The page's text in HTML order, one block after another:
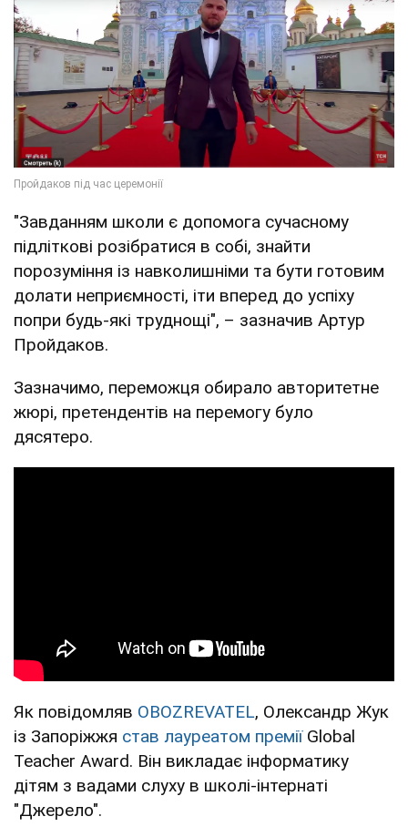
"Завданням школи є допомога сучасному
підліткові розібратися в собі, знайти
порозуміння із навколишніми та бути готовим
долати неприємності, іти вперед до успіху
попри будь-які труднощі", – зазначив Артур
Пройдаков.
Зазначимо, переможця обирало авторитетне
жюрі, претендентів на перемогу було
дясятеро.
Як повідомляв OBOZREVATEL, Олександр Жук
із Запоріжжя став лауреатом премії Global
Teacher Award. Він викладає інформатику
дітям з вадами слуху в школі-інтернаті
"Джерело".